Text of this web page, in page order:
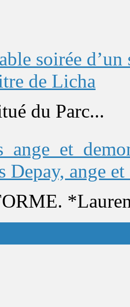
soirée
de Licha
du Parc...
Depay, ange et